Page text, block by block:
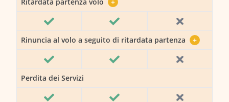
Rinuncia al volo a seguito di ritardata partenza +
Perdita dei Servizi